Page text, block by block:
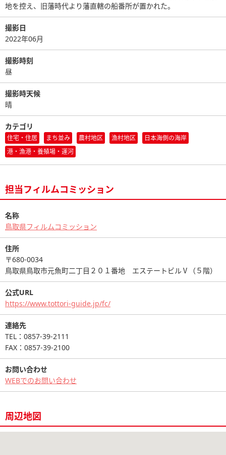
地を控え、旧藩時代より藩直轄の船番所が置かれた。
撮影日
2022年06月
撮影時刻
昼
撮影時天候
晴
カテゴリ
住宅・住居 まち並み 農村地区 漁村地区
日本海側の海岸
港・漁港・養殖場・運河
担当フィルムコミッション
名称
鳥取県フィルムコミッション
住所
〒680-0034
鳥取県鳥取市元魚町二丁目２０１番地 エステートビルⅤ（５階）
公式URL
https://www.tottori-guide.jp/fc/
連絡先
TEL：0857-39-2111
FAX：0857-39-2100
お問い合わせ
WEBでのお問い合わせ
周辺地図